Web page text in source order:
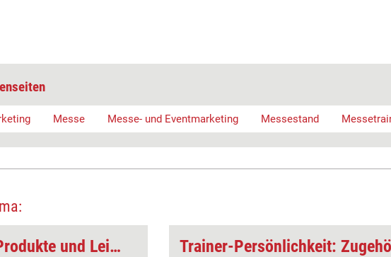
Messe Messe- und Eventmarketing Messestand
Trainer-Marketing: Produkte und Leistungen Trainer-Persönlichkeit: